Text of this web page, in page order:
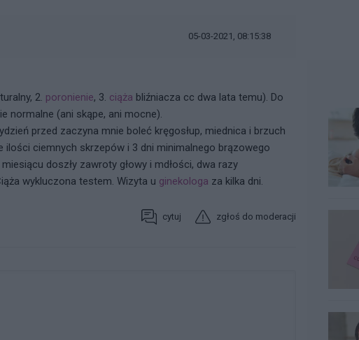
05-03-2021, 08:15:38
2. poronienie, 3. ciąża bliźniacza cc dwa lata temu). Do
normalne (ani skąpe, ani mocne).
przed zaczyna mnie boleć kręgosłup, miednica i brzuch
ilości ciemnych skrzepów i 3 dni minimalnego brązowego
doszły zawroty głowy i mdłości, dwa razy
wykluczona testem. Wizyta u ginekologa za kilka dni.
cytuj zgłoś do moderacji